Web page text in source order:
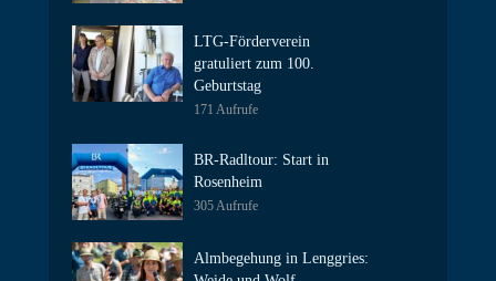
LTG-Förderverein
gratuliert zum 100.
Geburtstag
171 Aufrufe
BR-Radltour: Start in
Rosenheim
305 Aufrufe
Almbegehung in Lenggries: